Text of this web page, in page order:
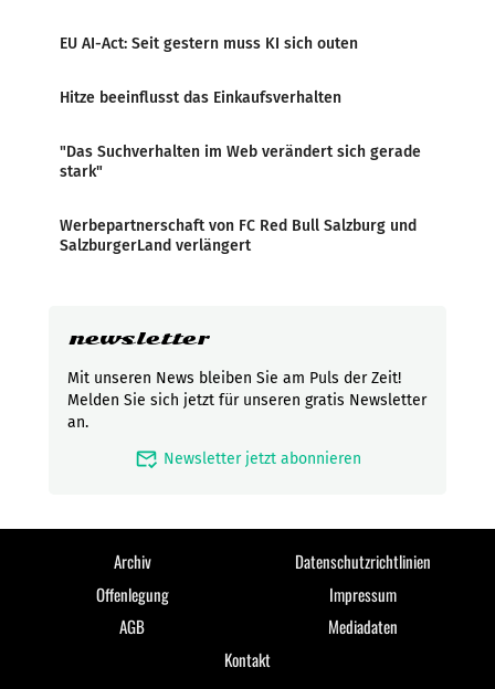
EU AI-Act: Seit gestern muss KI sich outen
Hitze beeinflusst das Einkaufsverhalten
"Das Suchverhalten im Web verändert sich gerade
stark"
Werbepartnerschaft von FC Red Bull Salzburg und
SalzburgerLand verlängert
newsletter
Mit unseren News bleiben Sie am Puls der Zeit!
Melden Sie sich jetzt für unseren gratis Newsletter
an.
mark_email_read Newsletter jetzt abonnieren
Archiv
Datenschutzrichtlinien
Offenlegung
Impressum
AGB
Mediadaten
Kontakt